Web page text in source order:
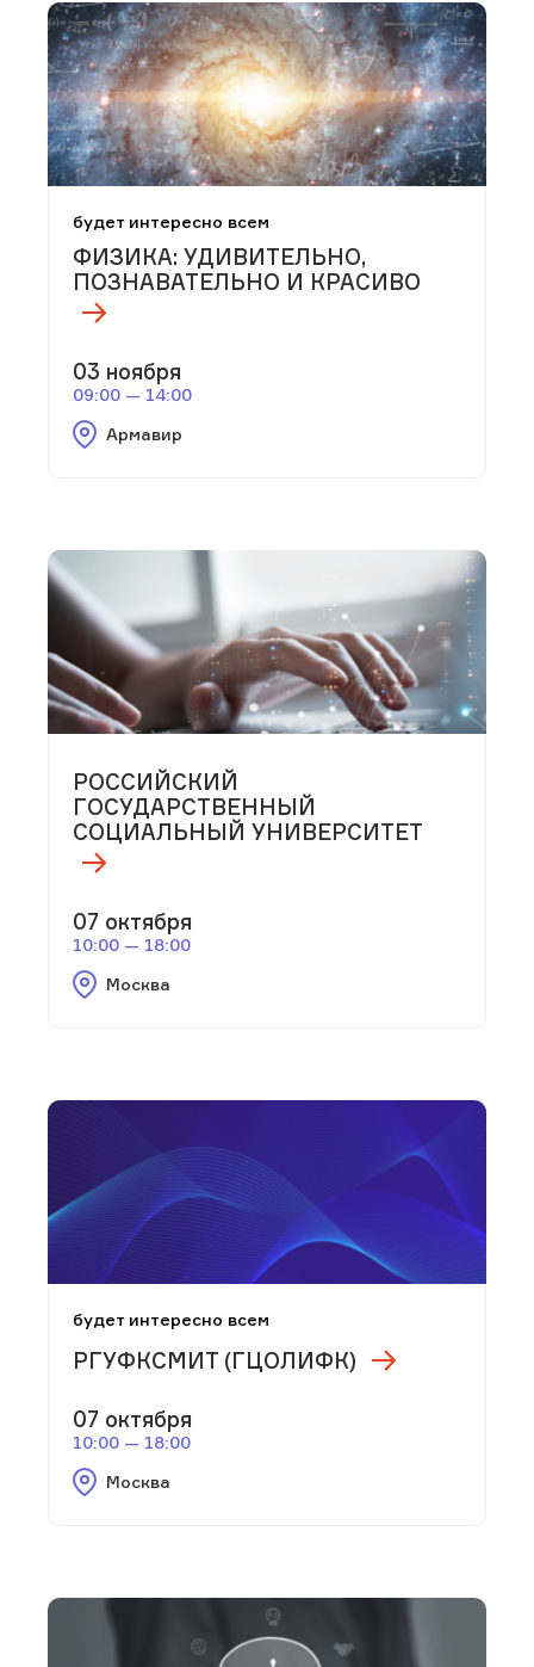
будет интересно всем
ФИЗИКА: УДИВИТЕЛЬНО,
ПОЗНАВАТЕЛЬНО И КРАСИВО
03 ноября
09:00 — 14:00
Армавир
РОССИЙСКИЙ
ГОСУДАРСТВЕННЫЙ
СОЦИАЛЬНЫЙ УНИВЕРСИТЕТ
07 октября
10:00 — 18:00
Москва
будет интересно всем
РГУФКСМИТ (ГЦОЛИФК)
07 октября
10:00 — 18:00
Москва